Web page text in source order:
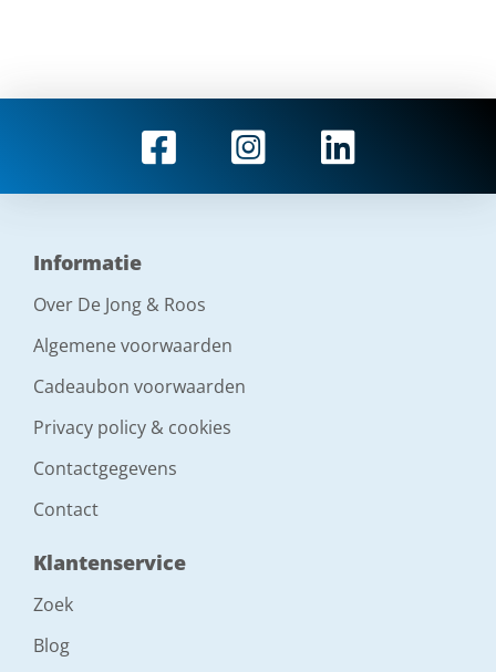
Informatie
Over De Jong & Roos
Algemene voorwaarden
Cadeaubon voorwaarden
Privacy policy & cookies
Contactgegevens
Contact
Klantenservice
Zoek
Blog